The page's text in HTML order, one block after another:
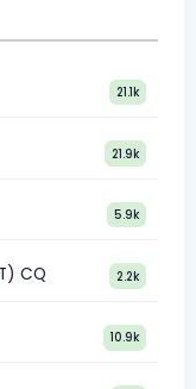
21.1k
21.9k
5.9k
CQ 2.2k
10.9k